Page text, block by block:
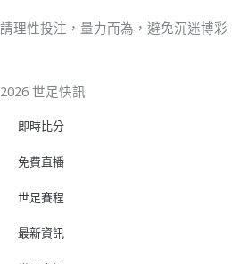
請理性投注，量力而為，避免沉迷博彩
2026 世足快訊
即時比分
免費直播
世足賽程
最新資訊